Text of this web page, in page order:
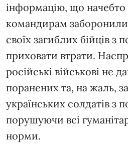
інформацію, що начебто
командирам заборонили
своїх загиблих бійців
приховати втрати.
російські військові не
поранених та, на жаль,
українських солдатів з
порушуючи всі
норми.